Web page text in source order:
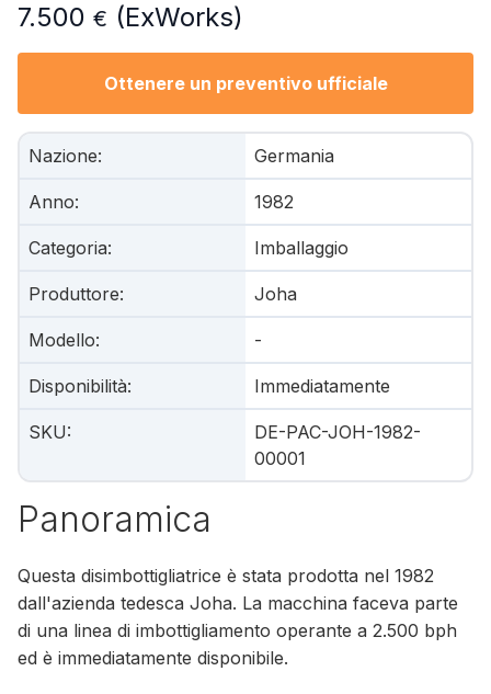
7.500 € (ExWorks)
Ottenere un preventivo ufficiale
Nazione: Germania
Anno: 1982
Categoria: Imballaggio
Produttore: Joha
Modello: -
Disponibilità: Immediatamente
SKU:
DE-PAC-JOH-1982-
00001
Panoramica
Questa disimbottigliatrice è stata prodotta nel 1982
dall'azienda tedesca Joha. La macchina faceva parte
di una linea di imbottigliamento operante a 2.500 bph
ed è immediatamente disponibile.